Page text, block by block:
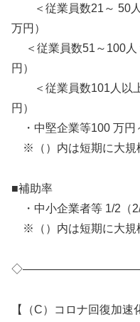
＜従業員数21～ 50人
万円）
＜従業員数51～100人
円）
＜従業員数101人以上
円）
・中堅企業等100 万円
※（）内は短期に大規
■補助率
・中小企業者等 1/2（
※（）内は短期に大規
【（C）コロナ回復加速